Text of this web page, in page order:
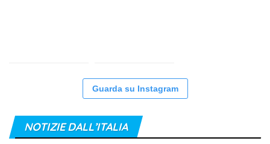
Guarda su Instagram
NOTIZIE DALL’ITALIA